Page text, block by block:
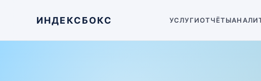
ИНДЕКСБОКС УСЛУГИОТЧЁТЫ